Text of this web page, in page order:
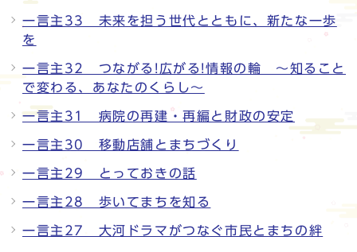
一言主33 未来を担う世代とともに、新たな一歩
を
一言主32 つながる!広がる!情報の輪 ～知ること
で変わる、あなたのくらし～
一言主31 病院の再建・再編と財政の安定
一言主30 移動店舗とまちづくり
一言主29 とっておきの話
一言主28 歩いてまちを知る
一言主27 大河ドラマがつなぐ市民とまちの絆